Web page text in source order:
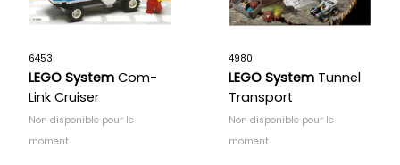
6453
LEGO System Com-
Link Cruiser
Non disponible pour le
moment
4980
LEGO System Tunnel
Transport
Non disponible pour le
moment